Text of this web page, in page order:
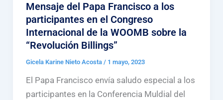
Mensaje del Papa Francisco a los
participantes en el Congreso
Internacional de la WOOMB sobre la
“Revolución Billings”
Gicela Karine Nieto Acosta / 1 mayo, 2023
El Papa Francisco envía saludo especial a los
participantes en la Conferencia Muldial del